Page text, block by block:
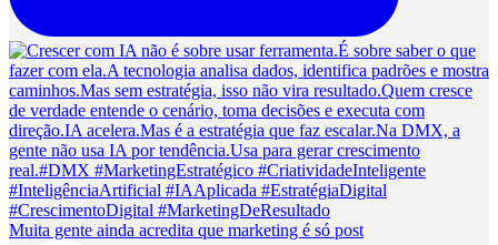
Muita gente ainda acredita que marketing é só post